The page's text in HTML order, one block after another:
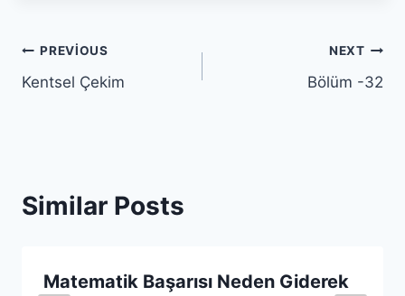
Yazı
gezinmesi
PREVIOUS
Kentsel Çekim
NEXT
Bölüm -32
Similar Posts
Matematik Başarısı Neden Giderek